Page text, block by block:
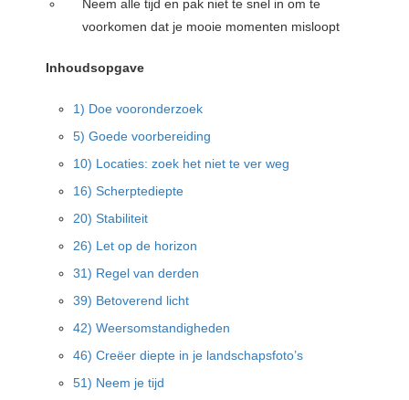
Neem alle tijd en pak niet te snel in om te
voorkomen dat je mooie momenten misloopt
Inhoudsopgave
1) Doe vooronderzoek
5) Goede voorbereiding
10) Locaties: zoek het niet te ver weg
16) Scherptediepte
20) Stabiliteit
26) Let op de horizon
31) Regel van derden
39) Betoverend licht
42) Weersomstandigheden
46) Creëer diepte in je landschapsfoto’s
51) Neem je tijd